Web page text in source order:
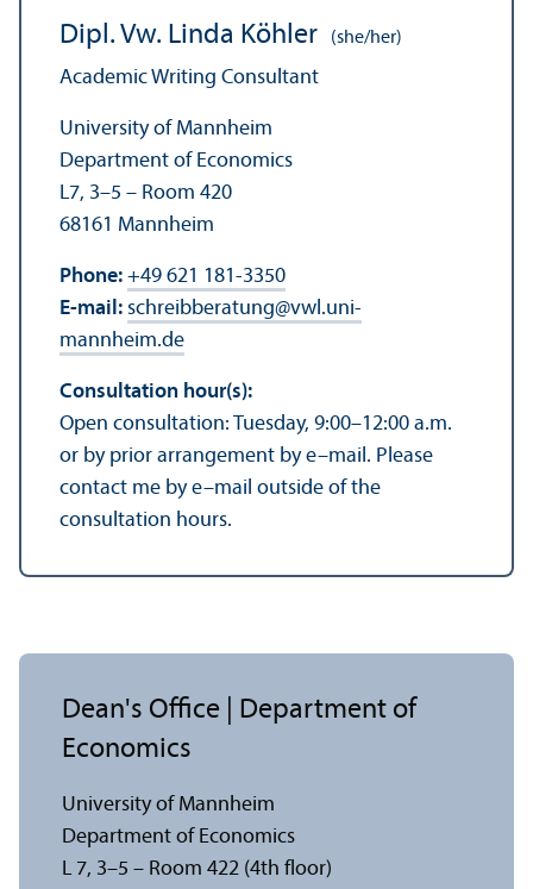
Dipl. Vw. Linda Köhler (she/her)
Academic Writing Consultant
University of Mannheim
Department of Economics
L7, 3–5 – Room 420
68161 Mannheim
Phone: +49 621 181-3350
E-mail: schreibberatung@vwl.uni-
mannheim.de
Consultation hour(s):
Open consultation: Tuesday, 9:00–12:00 a.m.
or by prior arrangement by e–mail. Please
contact me by e–mail outside of the
consultation hours.
Dean's Office | Department of
Economics
University of Mannheim
Department of Economics
L 7, 3–5 – Room 422 (4th floor)